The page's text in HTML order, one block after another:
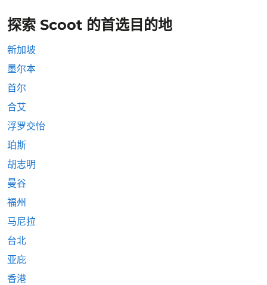
探索 Scoot 的首选目的地
新加坡
墨尔本
首尔
合艾
浮罗交怡
珀斯
胡志明
曼谷
福州
马尼拉
台北
亚庇
香港